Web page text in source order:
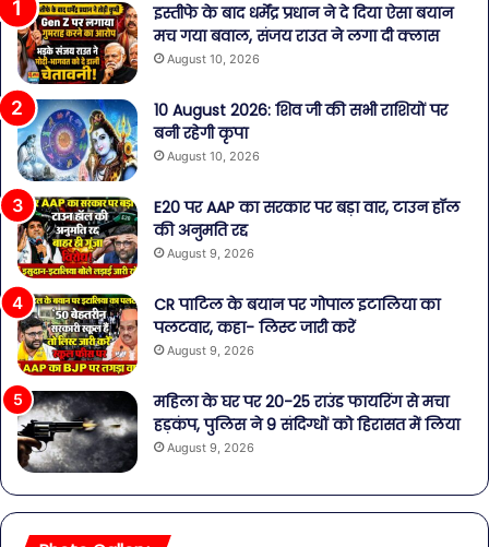
इस्तीफे के बाद धर्मेंद्र प्रधान ने दे दिया ऐसा बयान
मच गया बवाल, संजय राउत ने लगा दी क्लास
August 10, 2026
10 August 2026: शिव जी की सभी राशियों पर
बनी रहेगी कृपा
August 10, 2026
E20 पर AAP का सरकार पर बड़ा वार, टाउन हॉल
की अनुमति रद्द
August 9, 2026
CR पाटिल के बयान पर गोपाल इटालिया का
पलटवार, कहा- लिस्ट जारी करें
August 9, 2026
महिला के घर पर 20-25 राउंड फायरिंग से मचा
हड़कंप, पुलिस ने 9 संदिग्धों को हिरासत में लिया
August 9, 2026